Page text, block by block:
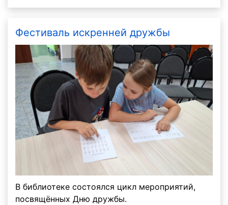
Фестиваль искренней дружбы
В библиотеке состоялся цикл мероприятий,
посвящённых Дню дружбы.